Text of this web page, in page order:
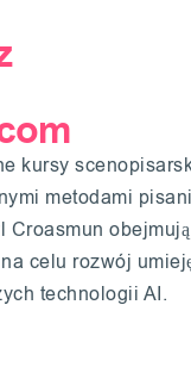
kursy
metodami
obejmują
celu rozwój
technologii AI.